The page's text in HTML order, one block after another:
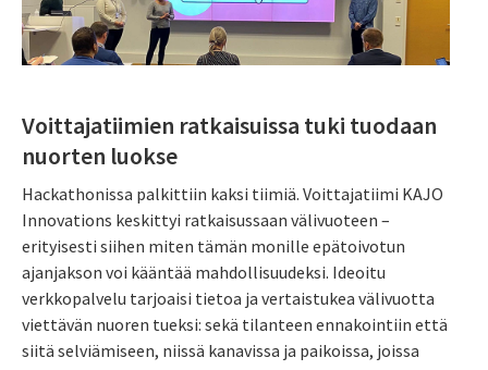
Voittajatiimien ratkaisuissa tuki tuodaan
nuorten luokse
Hackathonissa palkittiin kaksi tiimiä. Voittajatiimi KAJO
Innovations keskittyi ratkaisussaan välivuoteen –
erityisesti siihen miten tämän monille epätoivotun
ajanjakson voi kääntää mahdollisuudeksi. Ideoitu
verkkopalvelu tarjoaisi tietoa ja vertaistukea välivuotta
viettävän nuoren tueksi: sekä tilanteen ennakointiin että
siitä selviämiseen, niissä kanavissa ja paikoissa, joissa